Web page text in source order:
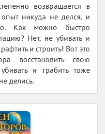
возвращается в
никуда не делся, и
Как можно быстро
Нет, не убивать и
и строить! Вот это
восстановить свою
и грабить тоже
делись.